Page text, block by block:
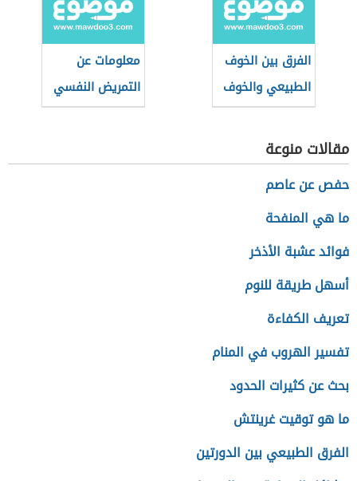
الفرق بين الخوف
الطبيعي والخوف
المرضي
معلومات عن
التمريض النفسي
(تمريض الصحة
مقالات منوعة
حفص عن عاصم
ما هي المنفحة
فوائد عشبة الأذخر
أسهل طريقة للنوم
تعريف الكفاءة
تفسير الهروب في المنام
بحث عن كثيرات الحدود
ما هو توقيت غرينتش
الفرق الطبيعي بين الدورتين